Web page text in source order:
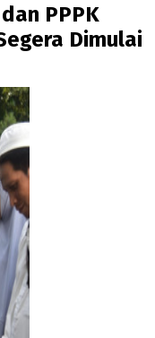
PPPK
Dimulai